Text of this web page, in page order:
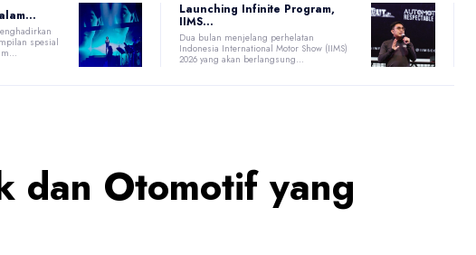
spesial
Launching Infinite Program,
IIMS...
Dua bulan menjelang perhelatan
Indonesia International Motor Show (IIMS)
2026 yang akan berlangsung...
dan Otomotif yang